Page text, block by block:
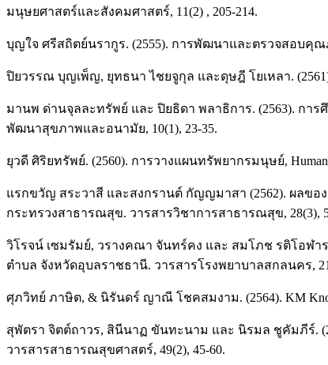
มนุษยศาสตร์และสังคมศาสตร์, 11(2) , 205-214.
บุญใจ ศรีสถิตย์นรากูร. (2555). การพัฒนาและตรวจสอบคุ
ปิยวรรณ บุญเพ็ญ, ยุทธนา ไชยจูกุล และดุษฎี โยเหลา.
มานพ ด่านจุลละทรัพย์ และ ปิยธิดา พลาธิการ. (2563). ก
พัฒนาสุขภาพและอนามัย, 10(1), 23-35.
ยุวดี ศิริยทรัพย์. (2560). การวางแผนทรัพยากรมนุษย์,
แรกขวัญ สระวาสี และสงกรานต์ กัญญมาสา (2562). ผลข
กระทรวงสาธารณสุข. วารสารวิชาการสาธารณสุข, 28(3),
วิโรจน์ เซมรัมย์, วรางคณา จันทร์คง และ สมโภช รติโอฬ
ตำบล จังหวัดอุบลราชธานี. วารสารโรงพยาบาลสกลนคร,
ศุภวิทย์ ภาษิต, & นิรันดร์ ญาณี โชคสมงาม. (2564). KM
สุพัตรา จิตต์ถาวร, สินีนาฏ ขันทะนาม และ นิรมล ชูคัมภีร์.
วารสารสาธารณสุขศาสตร์, 49(2), 45-60.